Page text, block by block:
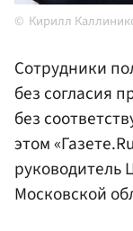
Кирилл
Сотрудники
без согласия
без
этом
руководитель
Московской